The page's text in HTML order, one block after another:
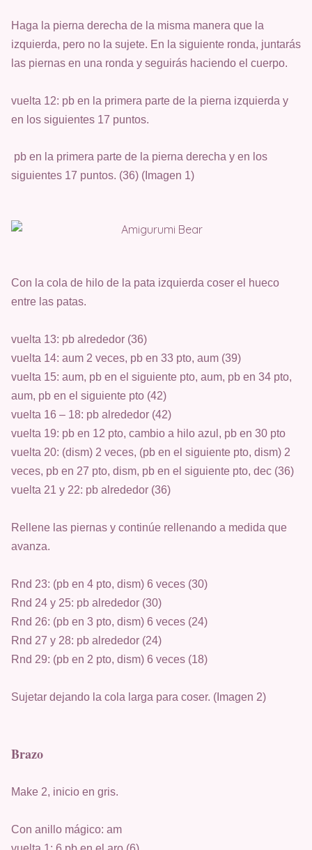
Haga la pierna derecha de la misma manera que la
izquierda, pero no la sujete. En la siguiente ronda, juntarás
las piernas en una ronda y seguirás haciendo el cuerpo.
vuelta 12: pb en la primera parte de la pierna izquierda y
en los siguientes 17 puntos.
pb en la primera parte de la pierna derecha y en los
siguientes 17 puntos. (36) (Imagen 1)
Con la cola de hilo de la pata izquierda coser el hueco
entre las patas.
vuelta 13: pb alrededor (36)
vuelta 14: aum 2 veces, pb en 33 pto, aum (39)
vuelta 15: aum, pb en el siguiente pto, aum, pb en 34 pto,
aum, pb en el siguiente pto (42)
vuelta 16 – 18: pb alrededor (42)
vuelta 19: pb en 12 pto, cambio a hilo azul, pb en 30 pto
vuelta 20: (dism) 2 veces, (pb en el siguiente pto, dism) 2
veces, pb en 27 pto, dism, pb en el siguiente pto, dec (36)
vuelta 21 y 22: pb alrededor (36)
Rellene las piernas y continúe rellenando a medida que
avanza.
Rnd 23: (pb en 4 pto, dism) 6 veces (30)
Rnd 24 y 25: pb alrededor (30)
Rnd 26: (pb en 3 pto, dism) 6 veces (24)
Rnd 27 y 28: pb alrededor (24)
Rnd 29: (pb en 2 pto, dism) 6 veces (18)
Sujetar dejando la cola larga para coser. (Imagen 2)
Brazo
Make 2, inicio en gris.
Con anillo mágico: am